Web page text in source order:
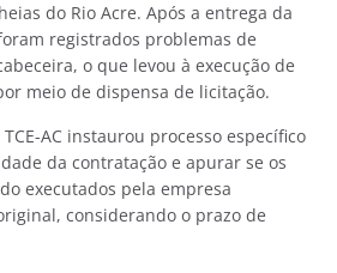
do Rio Acre. Após a entrega da
registrados problemas de
o que levou à execução de
meio de dispensa de licitação.
AC instaurou processo específico
da contratação e apurar se os
executados pela empresa
considerando o prazo de